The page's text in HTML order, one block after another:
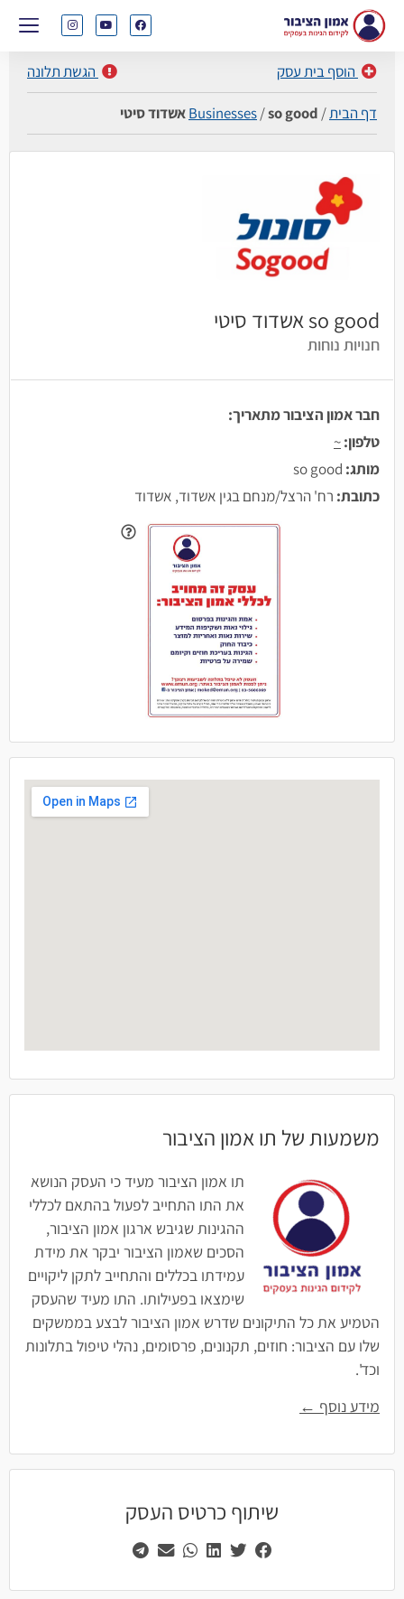
הוסף בית עסק הגשת תלונה
דף הבית/
Businesses/so good אשדוד סיטי
so good אשדוד סיטי
חנויות נוחות
חבר אמון הציבור מתאריך:
טלפון:~
מותג:
כתובת: רח' הרצל/מנחם בגין אשדוד, אשדוד
משמעות של תו אמון הציבור
תו אמון הציבור מעיד כי העסק הנושא
את התו התחייב לפעול בהתאם לכללי
ההגינות שגיבש ארגון אמון הציבור,
הסכים שאמון הציבור יבקר את מידת
עמידתו בכללים והתחייב לתקן ליקויים
שימצאו בפעילותו. התו מעיד שהעסק
הטמיע את כל התיקונים שדרש אמון הציבור לבצע בממשקים
שלו עם הציבור: חוזים, תקנונים, פרסומים, נהלי טיפול בתלונות
וכד'.
מידע נוסף ←
שיתוף כרטיס העסק